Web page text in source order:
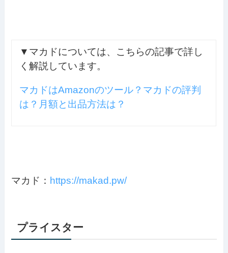
▼マカドについては、こちらの記事で詳し
く解説しています。
マカドはAmazonのツール？マカドの評判
は？月額と出品方法は？
マカド： https://makad.pw/
プライスター